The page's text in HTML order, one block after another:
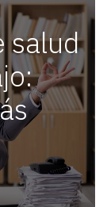
salud